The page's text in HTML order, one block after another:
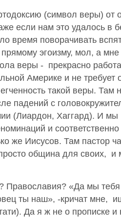
(символ веры) от
если нам это удалось в
время поворачивать
прямому эгоизму, мол, а
веры - прекрасно
Америке и не требует
такой веры. Там
падений с
(Лиардон, Хаггард). И мы
и
же Иисусов. Там пастор
община для своих, и
Православия? «Да мы
ты наш», -кричат мне,
Да я ж не о прописке